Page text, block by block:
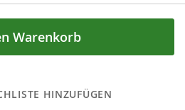
Warenkorb
HINZUFÜGEN